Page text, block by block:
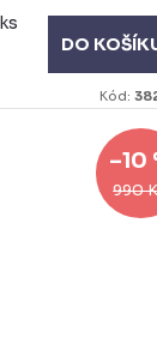
DO
Kód:
990
–10